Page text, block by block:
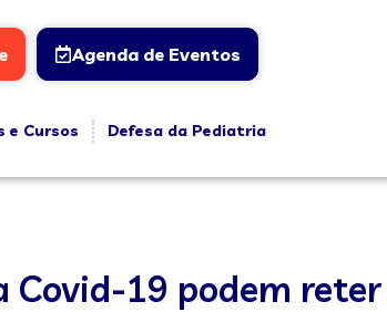
Agenda de Eventos
e Cursos
Defesa da Pediatria
Covid-19 podem